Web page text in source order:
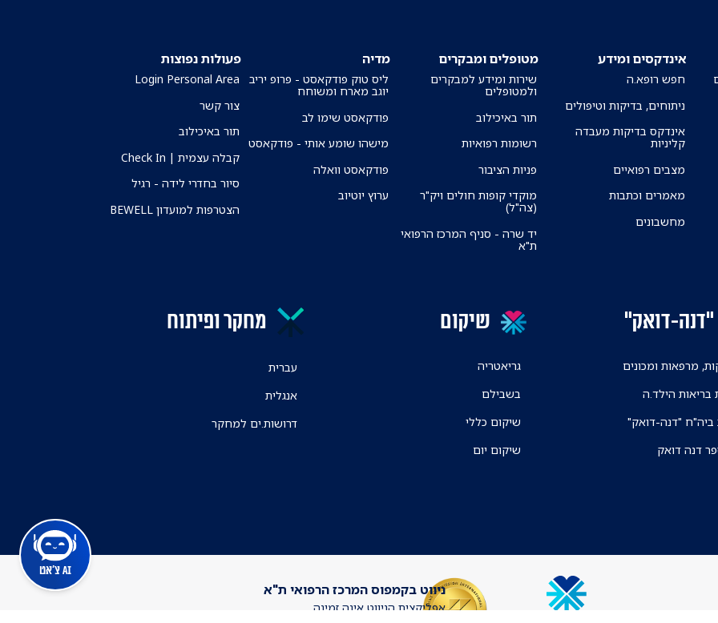
AI צ'אט
אינדקסים ומידע
חפש רופא.ה
ניתוחים, בדיקות וטיפולים
אינדקס בדיקות מעבדה
קליניות
מצבים רפואיים
מאמרים וכתבות
מחשבונים
מטופלים ומבקרים
שירות ומידע למבקרים
ולמטופלים
תור באיכילוב
רשומות רפואיות
פניות הציבור
מוקדי קופות חולים ויק"ר
(צה"ל)
יד שרה - סניף המרכז הרפואי
ת"א
מדיה
ליס טוק פודקאסט - פרופ יריב
יוגב מארח ומשוחח
פודקאסט שימו לב
מישהו שומע אותי - פודקאסט
פודקאסט וואלה
ערוץ יוטיוב
פעולות נפוצות
Login Personal Area
צור קשר
תור באיכילוב
קבלה עצמית | Check In
סיור בחדרי לידה - רגיל
הצטרפות למועדון BEWELL
"דנה-דואק"
מרפאות ומכונים
בריאות הילד.ה
ביה"ח "דנה-דואק"
דנה דואק
שיקום
גריאטריה
בשבילם
שיקום כללי
שיקום יום
מחקר ופיתוח
עברית
אנגלית
דרושות.ים למחקר
ניווט בקמפוס המרכז הרפואי ת"א
אפליקצית הניווט אינה זמינה